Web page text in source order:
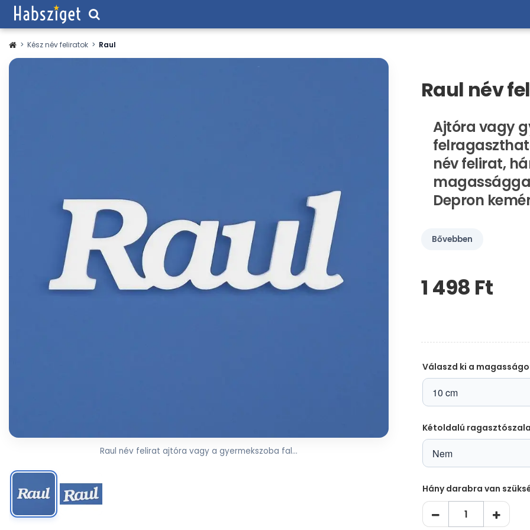
> Kész név feliratok > Raul
Raul név felirat ajtóra vagy a gyermekszoba fal...
Raul név
Ajtóra vagy
név felirat,
Depron
Bővebben
Kérem,
hagyja
1 498 Ft‎
Válaszd ki a
Kétoldalú
Hány darabra van